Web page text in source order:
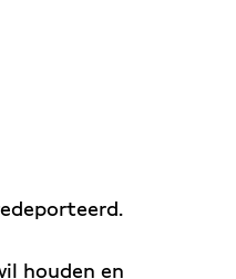
houden en